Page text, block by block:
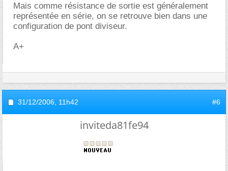
Mais comme résistance de sortie est généralement
représentée en série, on se retrouve bien dans une
configuration de pont diviseur.
A+
31/12/2006, 11h42 #6
inviteda81fe94